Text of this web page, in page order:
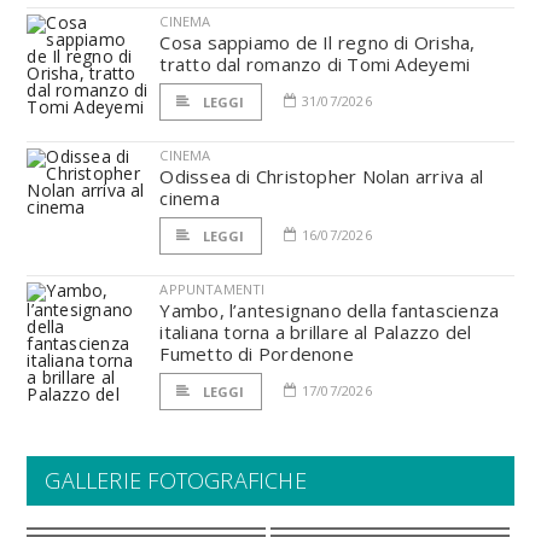
CINEMA
Cosa sappiamo de Il regno di Orisha,
tratto dal romanzo di Tomi Adeyemi
LEGGI 31/07/2026
CINEMA
Odissea di Christopher Nolan arriva al
cinema
LEGGI 16/07/2026
APPUNTAMENTI
Yambo, l’antesignano della fantascienza
italiana torna a brillare al Palazzo del
Fumetto di Pordenone
LEGGI 17/07/2026
GALLERIE FOTOGRAFICHE